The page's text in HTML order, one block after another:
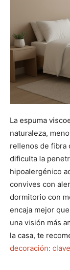
La espuma
naturaleza,
rellenos de fibra
dificulta la
hipoalergénico
convives con
dormitorio con
encaja mejor
una visión más
la casa, te
decoración: